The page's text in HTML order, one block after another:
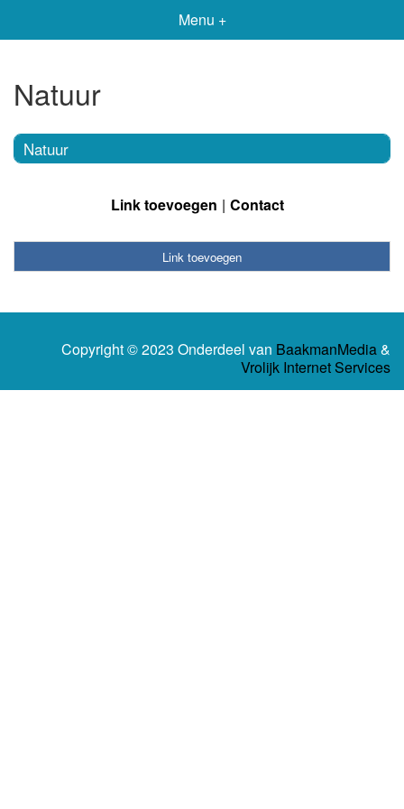
Menu +
Natuur
Natuur
Link toevoegen Contact
Link toevoegen
Copyright © 2023 Onderdeel van BaakmanMedia&
Vrolijk Internet Services